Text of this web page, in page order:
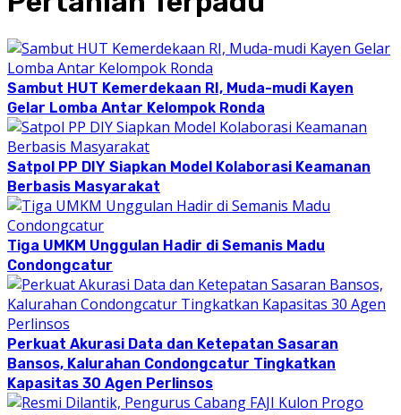
Sambut HUT Kemerdekaan RI, Muda-mudi Kayen
Gelar Lomba Antar Kelompok Ronda
Satpol PP DIY Siapkan Model Kolaborasi Keamanan
Berbasis Masyarakat
Tiga UMKM Unggulan Hadir di Semanis Madu
Condongcatur
Perkuat Akurasi Data dan Ketepatan Sasaran
Bansos, Kalurahan Condongcatur Tingkatkan
Kapasitas 30 Agen Perlinsos